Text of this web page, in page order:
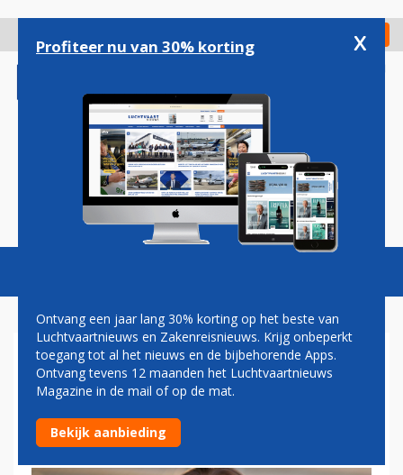
gaan
Check in
Magazine Podcasts Vacatures
DAAN LENDERINK:
GEKLEURDE
AANDEELHOUDER
Profiteer nu van 30% korting x
Ontvang een jaar lang 30% korting op het beste van
Luchtvaartnieuws en Zakenreisnieuws. Krijg onbeperkt
toegang tot al het nieuws en de bijbehorende Apps.
Ontvang tevens 12 maanden het Luchtvaartnieuws
Magazine in de mail of op de mat.
Bekijk aanbieding